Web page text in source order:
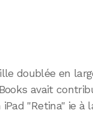
doublée en
avait
iPad "Retina" ie